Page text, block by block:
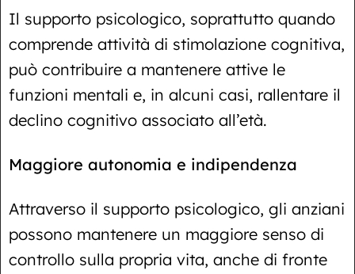
Il supporto psicologico, soprattutto quando
comprende attività di stimolazione cognitiva,
può contribuire a mantenere attive le
funzioni mentali e, in alcuni casi, rallentare il
declino cognitivo associato all’età.
Maggiore autonomia e indipendenza
Attraverso il supporto psicologico, gli anziani
possono mantenere un maggiore senso di
controllo sulla propria vita, anche di fronte